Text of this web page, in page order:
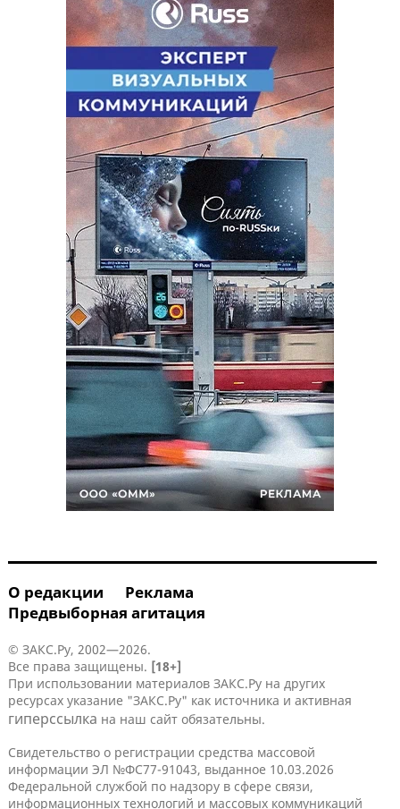
О редакции
Реклама
Предвыборная агитация
© ЗАКС.Ру, 2002—2026.
Все права защищены. [18+]
При использовании материалов ЗАКС.Ру на других
ресурсах указание "ЗАКС.Ру" как источника и активная
гиперссылка на наш сайт обязательны.
Свидетельство о регистрации средства массовой
информации ЭЛ №ФС77-91043, выданное 10.03.2026
Федеральной службой по надзору в сфере связи,
информационных технологий и массовых коммуникаций